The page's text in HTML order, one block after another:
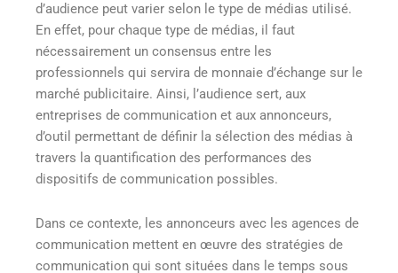
d’audience peut varier selon le type de médias utilisé.
En effet, pour chaque type de médias, il faut
nécessairement un consensus entre les
professionnels qui servira de monnaie d’échange sur le
marché publicitaire. Ainsi, l’audience sert, aux
entreprises de communication et aux annonceurs,
d’outil permettant de définir la sélection des médias à
travers la quantification des performances des
dispositifs de communication possibles.
Dans ce contexte, les annonceurs avec les agences de
communication mettent en œuvre des stratégies de
communication qui sont situées dans le temps sous